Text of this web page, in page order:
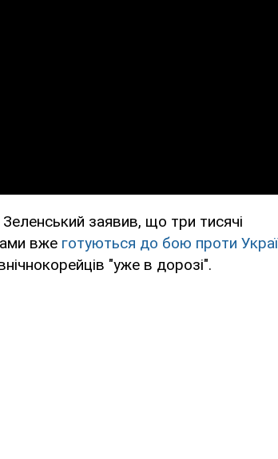
заявив, що три тисячі
вже готуються до бою проти
"уже в дорозі".